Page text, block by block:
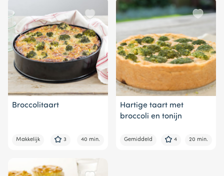
Broccolitaart
Makkelijk 3 40 min.
Hartige taart met
broccoli en tonijn
Gemiddeld 4 20 min.